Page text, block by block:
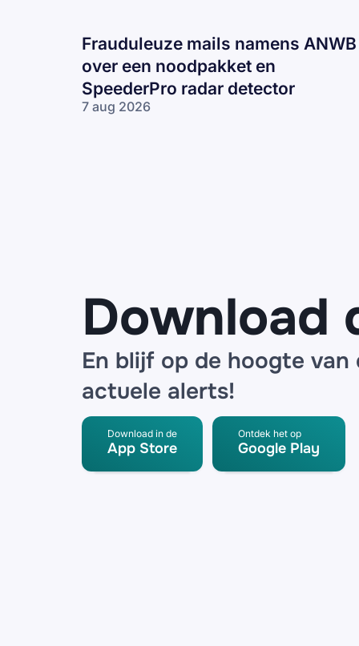
Frauduleuze mails namens ANWB
over een noodpakket en
SpeederPro radar detector
7 aug 2026
Download
En blijf op de hoogte van
actuele alerts!
Download in de
App Store
Ontdek het op
Google Play